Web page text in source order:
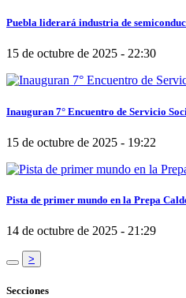
Puebla liderará industria de
15 de octubre de 2025 - 22:30
Inauguran 7° Encuentro de Servicio
15 de octubre de 2025 - 19:22
Pista de primer mundo en la Prepa
14 de octubre de 2025 - 21:29
>
Secciones